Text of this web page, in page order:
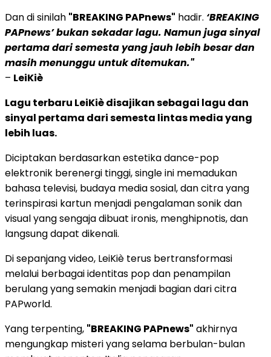
Dan di sinilah "BREAKING PAPnews" hadir. ‘BREAKING
PAPnews’ bukan sekadar lagu. Namun juga sinyal
pertama dari semesta yang jauh lebih besar dan
masih menunggu untuk ditemukan."
– LeiKiè
Lagu terbaru LeiKiè disajikan sebagai lagu dan
sinyal pertama dari semesta lintas media yang
lebih luas.
Diciptakan berdasarkan estetika dance-pop
elektronik berenergi tinggi, single ini memadukan
bahasa televisi, budaya media sosial, dan citra yang
terinspirasi kartun menjadi pengalaman sonik dan
visual yang sengaja dibuat ironis, menghipnotis, dan
langsung dapat dikenali.
Di sepanjang video, LeiKiè terus bertransformasi
melalui berbagai identitas pop dan penampilan
berulang yang semakin menjadi bagian dari citra
PAPworld.
Yang terpenting, "BREAKING PAPnews" akhirnya
mengungkap misteri yang selama berbulan-bulan